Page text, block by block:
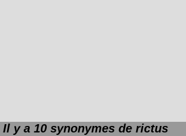
Il y a 10 synonymes de rictus